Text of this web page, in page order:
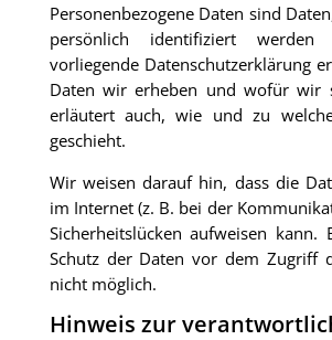
Personenbezogene Daten sind
persönlich identifiziert
vorliegende Datenschutzerklärung
Daten wir erheben und wofür wir
erläutert auch, wie und zu
geschieht.
Wir weisen darauf hin, dass die
im Internet (z. B. bei der
Sicherheitslücken aufweisen kann.
Schutz der Daten vor dem Zugriff
nicht möglich.
Hinweis zur